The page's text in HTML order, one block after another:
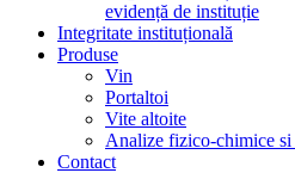
evidență de instituție
Integritate instituțională
Produse
Vin
Portaltoi
Vite altoite
Analize fizico-chimice
Contact